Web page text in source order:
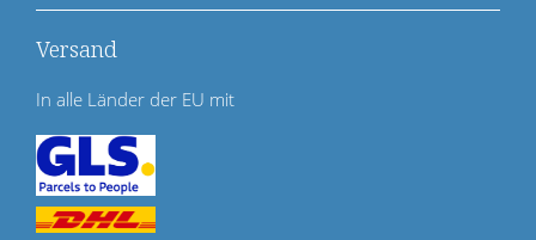
Versand
In alle Länder der EU mit